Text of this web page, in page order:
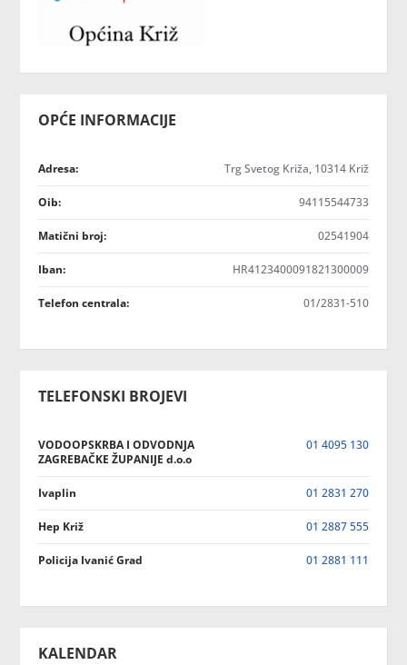
OPĆE INFORMACIJE
Adresa: Trg Svetog Križa, 10314 Križ
Oib: 94115544733
Matični broj: 02541904
Iban: HR4123400091821300009
Telefon centrala: 01/2831-510
TELEFONSKI BROJEVI
VODOOPSKRBA I ODVODNJA
ZAGREBAČKE ŽUPANIJE d.o.o
01 4095 130
Ivaplin 01 2831 270
Hep Križ 01 2887 555
Policija Ivanić Grad 01 2881 111
KALENDAR